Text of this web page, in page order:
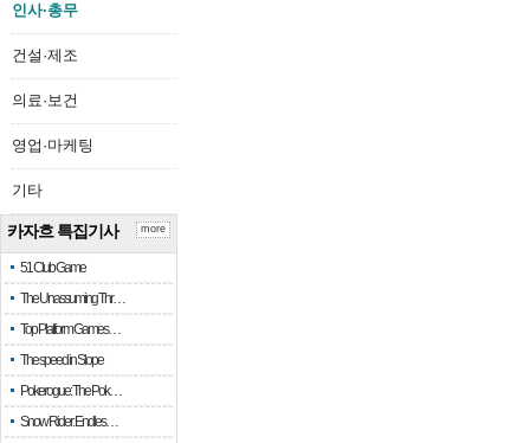
인사·총무
건설·제조
의료·보건
영업·마케팅
기타
카자흐 특집기사
51 Club Game
The Unassuming Thr…
Top Platform Games…
The speed in Slope
Pokerogue: The Pok…
Snow Rider: Endles…
more